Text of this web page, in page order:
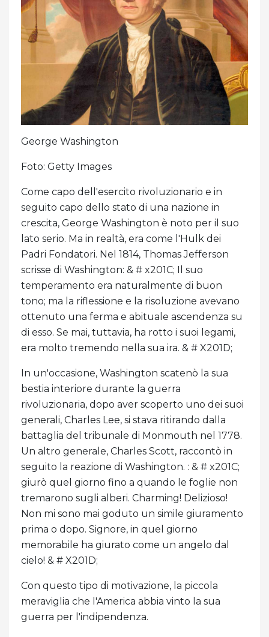
George Washington
Foto: Getty Images
Come capo dell'esercito rivoluzionario e in
seguito capo dello stato di una nazione in
crescita, George Washington è noto per il suo
lato serio. Ma in realtà, era come l'Hulk dei
Padri Fondatori. Nel 1814, Thomas Jefferson
scrisse di Washington: & # x201C; Il suo
temperamento era naturalmente di buon
tono; ma la riflessione e la risoluzione avevano
ottenuto una ferma e abituale ascendenza su
di esso. Se mai, tuttavia, ha rotto i suoi legami,
era molto tremendo nella sua ira. & # X201D;
In un'occasione, Washington scatenò la sua
bestia interiore durante la guerra
rivoluzionaria, dopo aver scoperto uno dei suoi
generali, Charles Lee, si stava ritirando dalla
battaglia del tribunale di Monmouth nel 1778.
Un altro generale, Charles Scott, raccontò in
seguito la reazione di Washington. : & # x201C;
giurò quel giorno fino a quando le foglie non
tremarono sugli alberi. Charming! Delizioso!
Non mi sono mai goduto un simile giuramento
prima o dopo. Signore, in quel giorno
memorabile ha giurato come un angelo dal
cielo! & # X201D;
Con questo tipo di motivazione, la piccola
meraviglia che l'America abbia vinto la sua
guerra per l'indipendenza.